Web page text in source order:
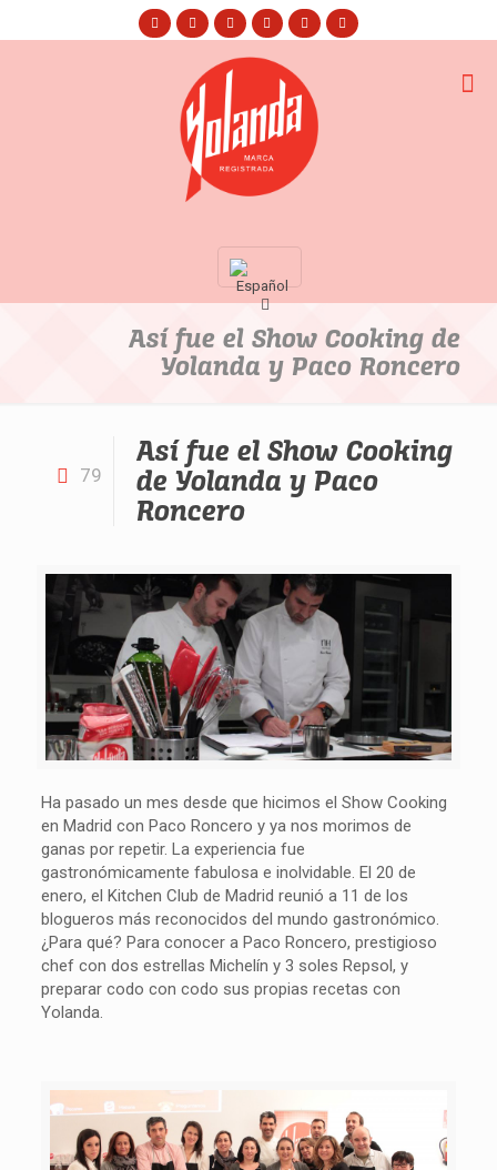
Así fue el Show Cooking de
Yolanda y Paco Roncero
79
Así fue el Show Cooking
de Yolanda y Paco
Roncero
Ha pasado un mes desde que hicimos el Show Cooking
en Madrid con Paco Roncero y ya nos morimos de
ganas por repetir. La experiencia fue
gastronómicamente fabulosa e inolvidable. El 20 de
enero, el Kitchen Club de Madrid reunió a 11 de los
blogueros más reconocidos del mundo gastronómico.
¿Para qué? Para conocer a Paco Roncero, prestigioso
chef con dos estrellas Michelín y 3 soles Repsol, y
preparar codo con codo sus propias recetas con
Yolanda.